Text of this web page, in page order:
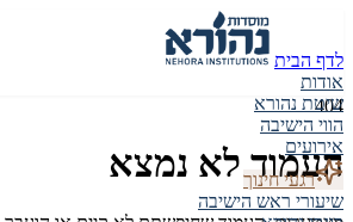
לדף הבית
אודות
שיטת נהורא
הווי הישיבה
אירועים
רגעי חינוך
שיעורי ראש הישיבה
404
העמוד לא נמצא